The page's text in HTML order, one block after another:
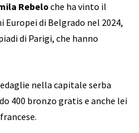
Rebeloche ha vinto il
di Belgrado nel 2024,
di Parigi, che hanno
nella capitale serba
400 bronzo gratis e anche lei